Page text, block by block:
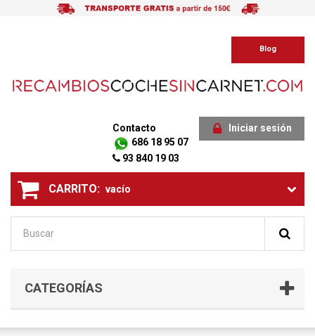
Blog
Iniciar sesión
Contacto
686 18 95 07
93 840 19 03
CARRITO: vacío
CATEGORÍAS